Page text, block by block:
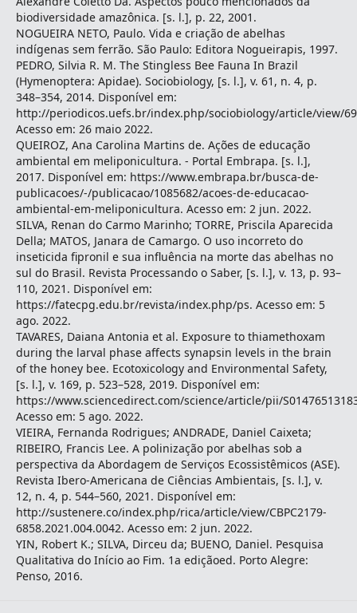
biodiversidade amazônica. [s. l.], p. 22, 2001.
NOGUEIRA NETO, Paulo. Vida e criação de abelhas
indígenas sem ferrão. São Paulo: Editora Nogueirapis, 1997.
PEDRO, Silvia R. M. The Stingless Bee Fauna In Brazil
(Hymenoptera: Apidae). Sociobiology, [s. l.], v. 61, n. 4, p.
348–354, 2014. Disponível em:
http://periodicos.uefs.br/index.php/sociobiology/article/view/
Acesso em: 26 maio 2022.
QUEIROZ, Ana Carolina Martins de. Ações de educação
ambiental em meliponicultura. - Portal Embrapa. [s. l.],
2017. Disponível em: https://www.embrapa.br/busca-de-
publicacoes/-/publicacao/1085682/acoes-de-educacao-
ambiental-em-meliponicultura. Acesso em: 2 jun. 2022.
SILVA, Renan do Carmo Marinho; TORRE, Priscila Aparecida
Della; MATOS, Janara de Camargo. O uso incorreto do
inseticida fipronil e sua influência na morte das abelhas no
sul do Brasil. Revista Processando o Saber, [s. l.], v. 13, p. 93–
110, 2021. Disponível em:
https://fatecpg.edu.br/revista/index.php/ps. Acesso em: 5
ago. 2022.
TAVARES, Daiana Antonia et al. Exposure to thiamethoxam
during the larval phase affects synapsin levels in the brain
of the honey bee. Ecotoxicology and Environmental Safety,
[s. l.], v. 169, p. 523–528, 2019. Disponível em:
https://www.sciencedirect.com/science/article/pii/
Acesso em: 5 ago. 2022.
VIEIRA, Fernanda Rodrigues; ANDRADE, Daniel Caixeta;
RIBEIRO, Francis Lee. A polinização por abelhas sob a
perspectiva da Abordagem de Serviços Ecossistêmicos (ASE).
Revista Ibero-Americana de Ciências Ambientais, [s. l.], v.
12, n. 4, p. 544–560, 2021. Disponível em:
http://sustenere.co/index.php/rica/article/view/CBPC2179-
6858.2021.004.0042. Acesso em: 2 jun. 2022.
YIN, Robert K.; SILVA, Dirceu da; BUENO, Daniel. Pesquisa
Qualitativa do Início ao Fim. 1a ediçãoed. Porto Alegre:
Penso, 2016.